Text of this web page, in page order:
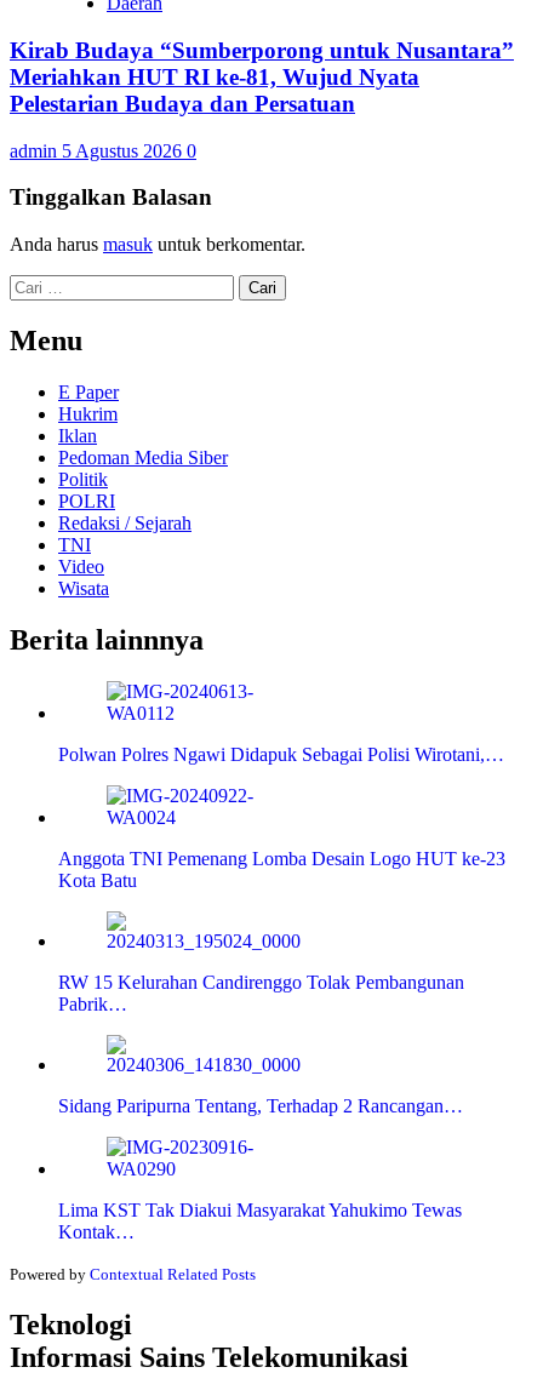
Kirab Budaya “Sumberporong untuk Nusantara”
Meriahkan HUT RI ke-81, Wujud Nyata
Pelestarian Budaya dan Persatuan
admin 5 Agustus 2026 0
Tinggalkan Balasan
Anda harus masuk untuk berkomentar.
Cari
untuk:
Menu
E Paper
Hukrim
Iklan
Pedoman Media Siber
Politik
POLRI
Redaksi / Sejarah
TNI
Video
Wisata
Berita lainnnya
Polwan Polres Ngawi Didapuk Sebagai Polisi Wirotani,…
Anggota TNI Pemenang Lomba Desain Logo HUT ke-23
Kota Batu
RW 15 Kelurahan Candirenggo Tolak Pembangunan
Pabrik…
Sidang Paripurna Tentang, Terhadap 2 Rancangan…
Lima KST Tak Diakui Masyarakat Yahukimo Tewas
Kontak…
Powered by Contextual Related Posts
Teknologi
Informasi Sains Telekomunikasi